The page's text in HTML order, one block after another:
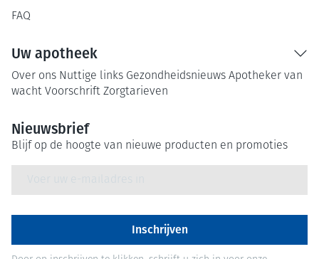
FAQ
Uw apotheek
Over ons Nuttige links Gezondheidsnieuws Apotheker van
wacht Voorschrift Zorgtarieven
Nieuwsbrief
Blijf op de hoogte van nieuwe producten en promoties
Inschrijven